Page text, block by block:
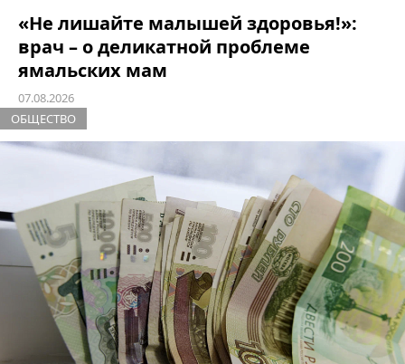
«Не лишайте малышей здоровья!»:
врач – о деликатной проблеме
ямальских мам
07.08.2026
ОБЩЕСТВО